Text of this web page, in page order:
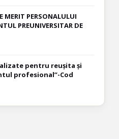
MERIT PERSONALULUI
PREUNIVERSITAR DE
pentru reușita și
profesional”-Cod